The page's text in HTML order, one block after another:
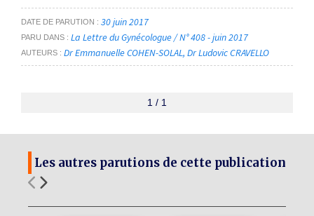
DATE DE PARUTION 30 juin 2017
PARU DANS La Lettre du Gynécologue / N° 408 - juin 2017
AUTEURS Dr Emmanuelle COHEN-SOLAL Dr Ludovic CRAVELLO
1 / 1
Les autres parutions de cette publication